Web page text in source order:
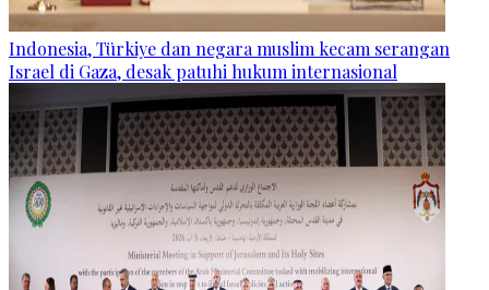
Indonesia, Türkiye dan negara muslim kecam serangan
Israel di Gaza, desak patuhi hukum internasional